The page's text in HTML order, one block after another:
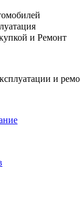
и Ремонт
и